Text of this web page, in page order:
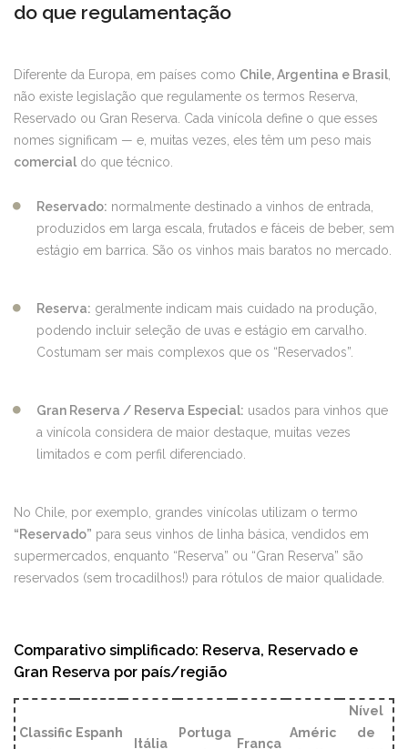
do que regulamentação
Diferente da Europa, em países como Chile, Argentina e Brasil
não existe legislação que regulamente os termos Reserva,
Reservado ou Gran Reserva. Cada vinícola define o que esses
nomes significam — e, muitas vezes, eles têm um peso mais
comercial do que técnico.
Reservado: normalmente destinado a vinhos de entrada,
produzidos em larga escala, frutados e fáceis de beber, sem
estágio em barrica. São os vinhos mais baratos no mercado.
Reserva: geralmente indicam mais cuidado na produção,
podendo incluir seleção de uvas e estágio em carvalho.
Costumam ser mais complexos que os “Reservados”.
Gran Reserva / Reserva Especial: usados para vinhos que
a vinícola considera de maior destaque, muitas vezes
limitados e com perfil diferenciado.
No Chile, por exemplo, grandes vinícolas utilizam o termo
“Reservado” para seus vinhos de linha básica, vendidos em
supermercados, enquanto “Reserva” ou “Gran Reserva” são
reservados (sem trocadilhos!) para rótulos de maior qualidade.
Comparativo simplificado: Reserva, Reservado e
Gran Reserva por país/região
Classific Espanh
Itália
Portuga
França
Améric
Nível
de